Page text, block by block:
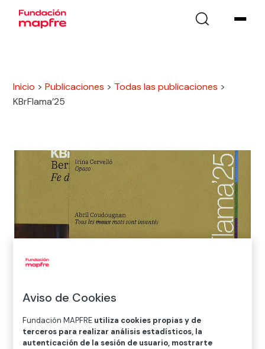
Inicio >Publicaciones > Todas las publicaciones >
KBrFlama’25
ARTE
Aviso de Cookies
Fundación MAPFRE utiliza cookies propias y de
terceros para realizar análisis estadísticos, la
autenticación de la sesión de usuario, mostrarte